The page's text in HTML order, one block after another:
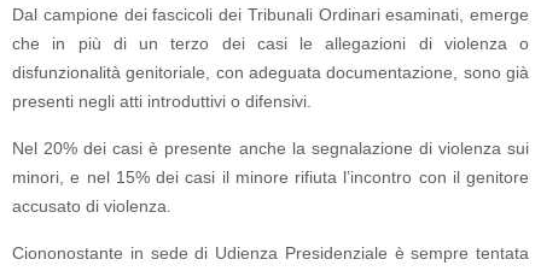
Dal campione dei fascicoli dei Tribunali Ordinari esaminati, emerge
che in più di un terzo dei casi le allegazioni di violenza o
disfunzionalità genitoriale, con adeguata documentazione, sono già
presenti negli atti introduttivi o difensivi.
Nel 20% dei casi è presente anche la segnalazione di violenza sui
minori, e nel 15% dei casi il minore rifiuta l’incontro con il genitore
accusato di violenza.
Ciononostante in sede di Udienza Presidenziale è sempre tentata